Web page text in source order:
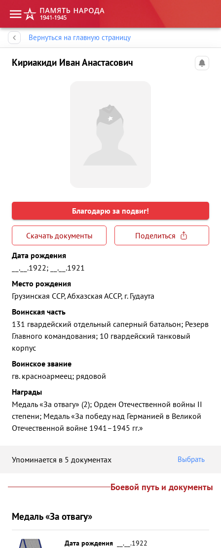
Вернуться на главную страницу
Кириакиди Иван Анастасович
Благодарю за подвиг!
Скачать документы
Поделиться
Дата рождения
__.__.1922; __.__.1921
Место рождения
Грузинская ССР, Абхазская АССР, г. Гудаута
Воинская часть
131 гвардейский отдельный саперный батальон; Резерв
Главного командования; 10 гвардейский танковый
корпус
Воинское звание
гв. красноармеец; рядовой
Награды
Медаль «За отвагу» (2); Орден Отечественной войны II
степени; Медаль «За победу над Германией в Великой
Отечественной войне 1941–1945 гг.»
Упоминается в 5 документах Выбрать
Боевой путь и документы
Медаль «За отвагу»
Дата рождения
__.__.1922
Память народа